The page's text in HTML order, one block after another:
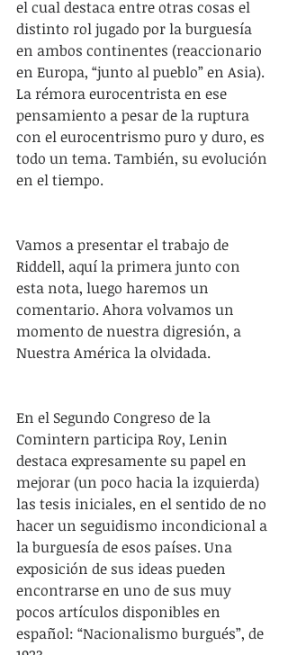
el cual destaca entre otras cosas el
distinto rol jugado por la burguesía
en ambos continentes (reaccionario
en Europa, “junto al pueblo” en Asia).
La rémora eurocentrista en ese
pensamiento a pesar de la ruptura
con el eurocentrismo puro y duro, es
todo un tema. También, su evolución
en el tiempo.
Vamos a presentar el trabajo de
Riddell, aquí la primera junto con
esta nota, luego haremos un
comentario. Ahora volvamos un
momento de nuestra digresión, a
Nuestra América la olvidada.
En el Segundo Congreso de la
Comintern participa Roy, Lenin
destaca expresamente su papel en
mejorar (un poco hacia la izquierda)
las tesis iniciales, en el sentido de no
hacer un seguidismo incondicional a
la burguesía de esos países. Una
exposición de sus ideas pueden
encontrarse en uno de sus muy
pocos artículos disponibles en
español: “Nacionalismo burgués”, de